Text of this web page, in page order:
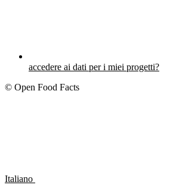
accedere ai dati per i miei progetti?
© Open Food Facts
Italiano